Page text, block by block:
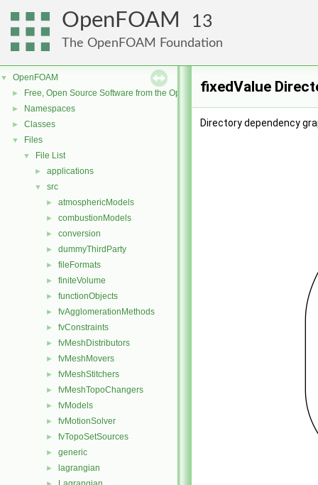
OpenFOAM 13
The OpenFOAM Foundation
▼ OpenFOAM
► Free, Open Source Software from the OpenFOAM Foundation
► Namespaces
► Classes
▼ Files
▼ File List
► applications
▼ src
► atmosphericModels
► combustionModels
► conversion
► dummyThirdParty
► fileFormats
► finiteVolume
► functionObjects
► fvAgglomerationMethods
► fvConstraints
► fvMeshDistributors
► fvMeshMovers
► fvMeshStitchers
► fvMeshTopoChangers
► fvModels
► fvMotionSolver
► fvTopoSetSources
► generic
► lagrangian
fixedValue
Directory dependency